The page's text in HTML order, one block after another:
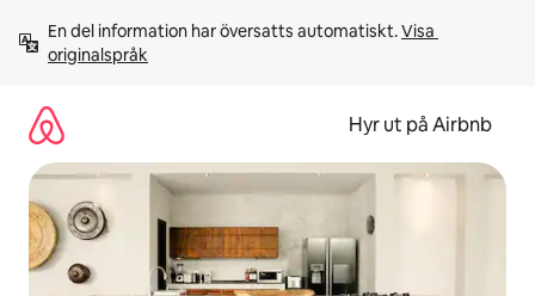
innehåll
En del information har översatts automatiskt. Visa
originalspråk
Hyr ut på Airbnb